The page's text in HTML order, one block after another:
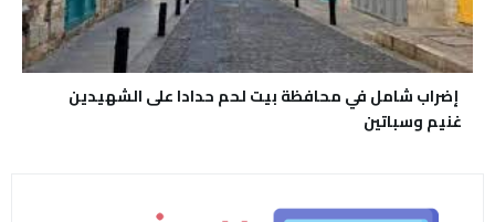
إضراب شامل في محافظة بيت لحم حدادا على الشهيدين
غنيم وسباتين